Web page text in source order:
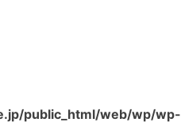
public_html/web/wp/wp-